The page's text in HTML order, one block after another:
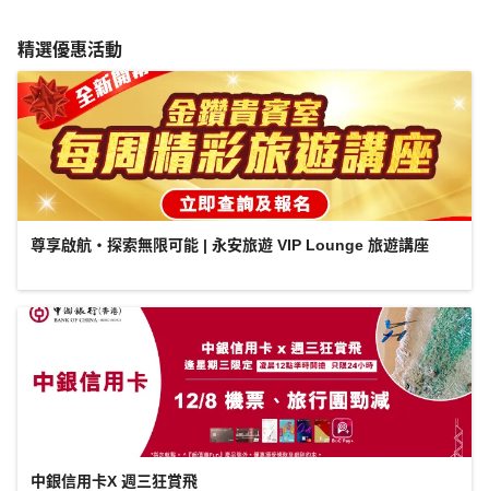
精選優惠活動
尊享啟航・探索無限可能 | 永安旅遊 VIP Lounge 旅遊講座
中銀信用卡X 週三狂賞飛